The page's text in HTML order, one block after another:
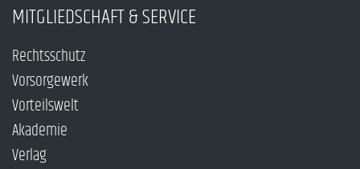
MITGLIEDSCHAFT & SERVICE
Rechtsschutz
Vorsorgewerk
Vorteilswelt
Akademie
Verlag